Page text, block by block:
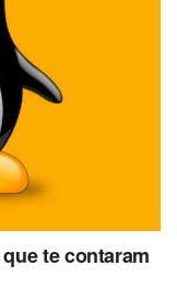
te contaram